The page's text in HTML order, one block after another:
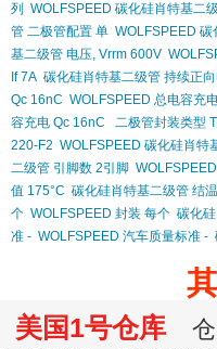
列
WOLFSPEED 碳化硅肖特基二
管 二极管配置 单 WOLFSPEED
基二级管 电压, Vrrm 600V
If 7A 碳化硅肖特基二级管 持续正
Qc 16nC WOLFSPEED 总电容充
容充电 Qc 16nC
二极管封装类型
220-F2 WOLFSPEED 碳化硅肖特
二级管 引脚数 2引脚
值 175°C 碳化硅肖特基二级管 结
个 WOLFSPEED 封装 每个 碳化
准 - WOLFSPEED 汽车质量标准 -
美国1号仓库 仓